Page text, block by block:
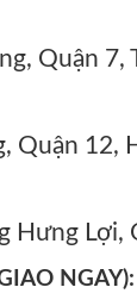
Quận 7,
Quận 12,
Lợi,
NGAY):